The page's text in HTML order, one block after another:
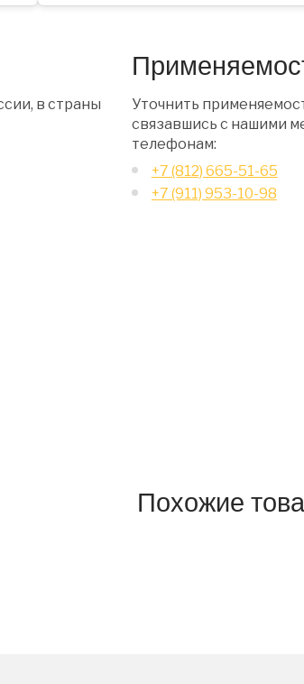
в страны
Уточнить
связавшись с нашими
телефонам:
+7 (812) 665-51-65
+7 (911) 953-10-98
Похожие